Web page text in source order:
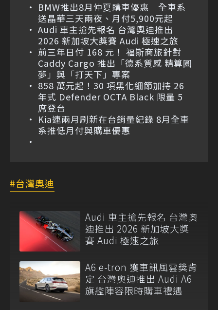
BMW推出8月仲夏購車優惠 全車系
送晶華三天兩夜、月付5,900元起
Audi 車主搶先報名 台灣奧迪推出
2026 新加坡大獎賽 Audi 極速之旅
前三年日付 168 元！ 福斯商旅針對
Caddy Cargo 推出「德系質感 精算圓
夢」與「打天下」專案
858 萬元起！30 項黑化細節加持 26
年式 Defender OCTA Black 限量 5
席登台
Kia連兩月刷新在台銷量紀錄 8月全車
系推低月付與購車優惠
台灣奧迪
Audi 車主搶先報名 台灣奧
迪推出 2026 新加坡大獎
賽 Audi 極速之旅
A6 e-tron 獲車訊風雲獎肯
定 台灣奧迪推出 Audi A6
旗艦陣容限時購車禮遇